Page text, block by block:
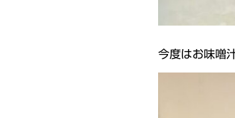
今度はお味噌